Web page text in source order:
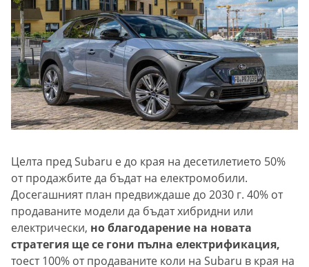
Целта пред Subaru е до края на десетилетието 50%
от продажбите да бъдат на електромобили.
Досегашният план предвиждаше до 2030 г. 40% от
продаваните модели да бъдат хибридни или
електрически, но благодарение на новата
стратегия ще се гони пълна електрификация,
тоест 100% от продаваните коли на Subaru в края на